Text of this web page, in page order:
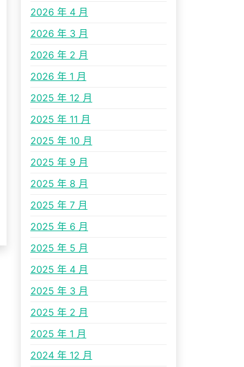
2026 年 4 月
2026 年 3 月
2026 年 2 月
2026 年 1 月
2025 年 12 月
2025 年 11 月
2025 年 10 月
2025 年 9 月
2025 年 8 月
2025 年 7 月
2025 年 6 月
2025 年 5 月
2025 年 4 月
2025 年 3 月
2025 年 2 月
2025 年 1 月
2024 年 12 月